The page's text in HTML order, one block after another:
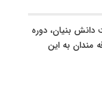
دانش بنیان، دوره
مندان به این